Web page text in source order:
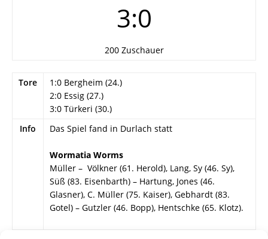
3:0
200 Zuschauer
Tore
1:0 Bergheim (24.)
2:0 Essig (27.)
3:0 Türkeri (30.)
Info
Das Spiel fand in Durlach statt
Wormatia Worms
Müller – Völkner (61. Herold), Lang, Sy (46. Sy),
Süß (83. Eisenbarth) – Hartung, Jones (46.
Glasner), C. Müller (75. Kaiser), Gebhardt (83.
Gotel) – Gutzler (46. Bopp), Hentschke (65. Klotz).